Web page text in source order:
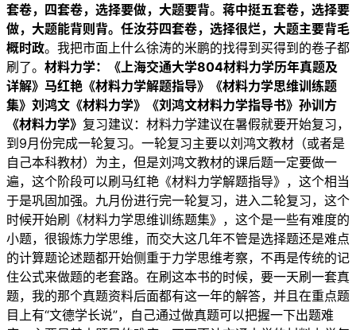
套卷，四套卷，选择要做，大题要背。 蒋中挺五套卷，选择要
做，大题能背则背。任汝芬四套卷，选择很烂，大题主要背毛
概时政。我把市面上什么徐涛的米鹏的找得到买得到的卷子都
刷了。 材料力学： 《上海交通大学804材料力学历年真题及
详解》马红艳《材料力学解题指导》《材料力学思维训练题
集》 刘鸿文 《材料力学》《刘鸿文材料力学指导书》孙训方
《材料力学》 复习建议：材料力学建议在暑假就要开始复习，
到9月份完成一轮复习。一轮复习主要以刘鸿文教材（或者是
自己本科教材）为主，但是刘鸿文教材的课后题一定要做一
遍，这个阶段可以刷马红艳《材料力学解题指导》，这个相当
于是巩固加强。九月份进行完一轮复习，进入二轮复习，这个
时候开始刷《材料力学思维训练题集》，这个是一些有难度的
小题，很锻炼力学思维，而交大这几年不管是选择题还是难点
的计算题论述题都开始侧重于力学思维考察，不再是传统的记
住公式来做题的老套路。在刷这本书的时候，要一天刷一套真
题，我的那个真题资料后面都有这一年的解答，并且在重点题
目上有“文德学长说”，自己通过做真题可以把握一下出题难